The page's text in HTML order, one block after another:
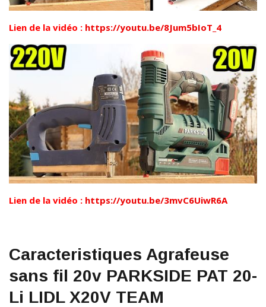
Lien de la vidéo : https://youtu.be/8Jum5bIoT_4
Lien de la vidéo : https://youtu.be/3mvC6UiwR6A
Caracteristiques Agrafeuse
sans fil 20v PARKSIDE PAT 20-
Li LIDL X20V TEAM